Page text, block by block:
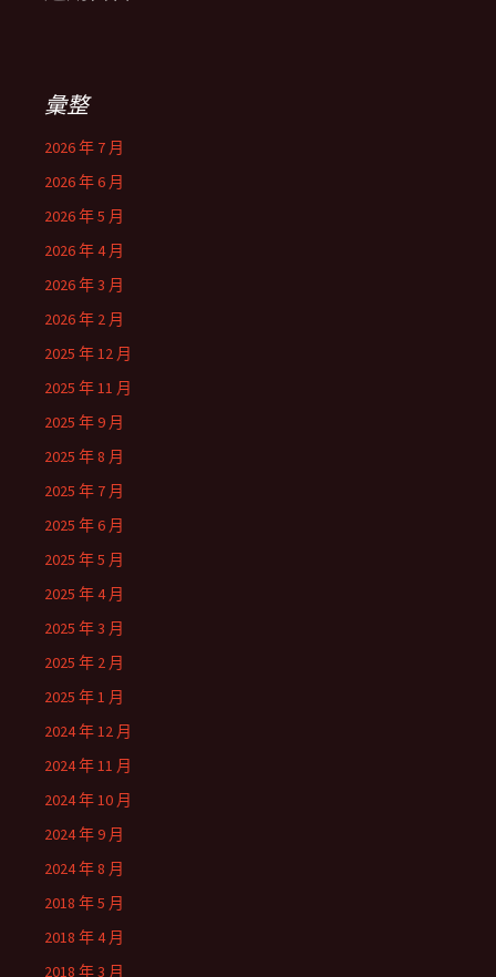
彙整
2026 年 7 月
2026 年 6 月
2026 年 5 月
2026 年 4 月
2026 年 3 月
2026 年 2 月
2025 年 12 月
2025 年 11 月
2025 年 9 月
2025 年 8 月
2025 年 7 月
2025 年 6 月
2025 年 5 月
2025 年 4 月
2025 年 3 月
2025 年 2 月
2025 年 1 月
2024 年 12 月
2024 年 11 月
2024 年 10 月
2024 年 9 月
2024 年 8 月
2018 年 5 月
2018 年 4 月
2018 年 3 月